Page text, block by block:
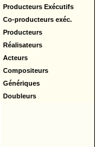
Producteurs Exécutifs
Co-producteurs exéc.
Producteurs
Réalisateurs
Acteurs
Compositeurs
Génériques
Doubleurs